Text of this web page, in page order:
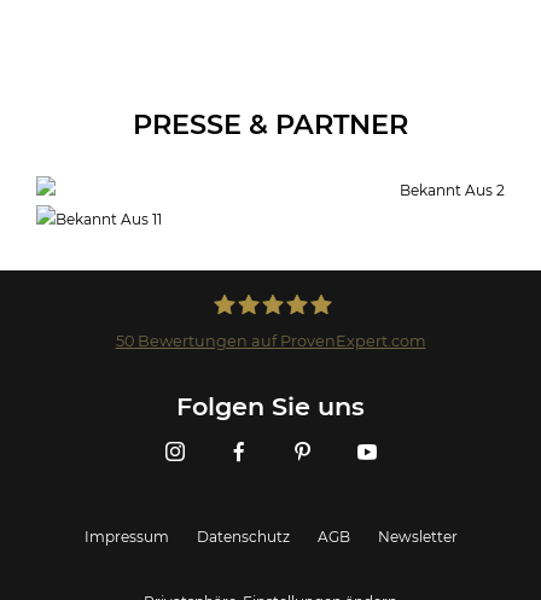
PRESSE & PARTNER
50Bewertungen auf ProvenExpert.com
Folgen Sie uns
Impressum Datenschutz AGB Newsletter